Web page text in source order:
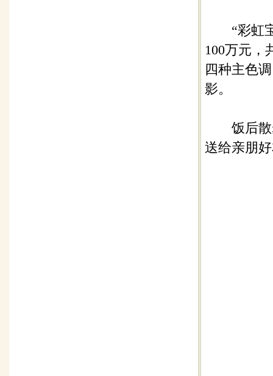
“彩虹宝
100万元，
四种主色
影。
饭后散步
送给亲朋